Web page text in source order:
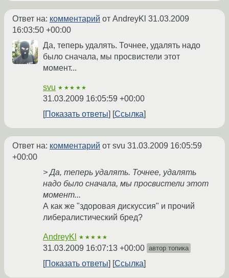
Ответ на: комментарий от AndreyKl 31.03.2009
16:03:50 +00:00
Да, теперь удалять. Точнее, удалять надо
было сначала, мы просвистели этот
момент...
svu ★★★★★
31.03.2009 16:05:59 +00:00
Показать ответы
Ссылка
Ответ на: комментарий от svu 31.03.2009 16:05:59
+00:00
> Да, теперь удалять. Точнее, удалять
надо было сначала, мы просвистели этот
момент...
А как же "здоровая дискуссия" и прочий
либералистический бред?
AndreyKl ★★★★★
31.03.2009 16:07:13 +00:00 автор топика
Показать ответы Ссылка